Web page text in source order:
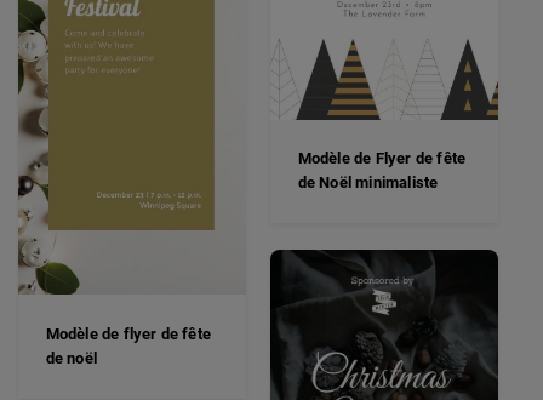
Modèle de flyer de fête
de noël
Modèle de Flyer de fête
de Noël minimaliste